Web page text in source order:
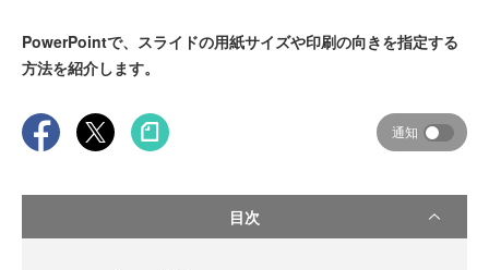
PowerPointで、スライドの用紙サイズや印刷の向きを指定する
方法を紹介します。
通知
目次